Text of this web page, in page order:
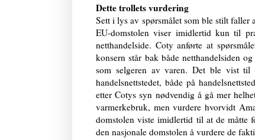
Dette trollets vurdering
Sett i lys av spørsmålet som ble stilt faller
EU-domstolen viser imidlertid kun til
netthandelside. Coty anførte at
konsern står bak både netthandelsiden
som selgeren av varen. Det ble vist til
handelsnettstedet, både på
etter Cotys syn nødvendig å gå mer
varmerkebruk, men vurdere hvorvidt
domstolen viste imidlertid til at de måtte
den nasjonale domstolen å vurdere de